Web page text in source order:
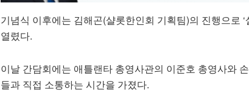
기념식 이후에는 김해곤(샬롯한인회 기획팀)의 진행으로
열렸다.
이날 간담회에는 애틀랜타 총영사관의 이준호 총영사와
들과 직접 소통하는 시간을 가졌다.